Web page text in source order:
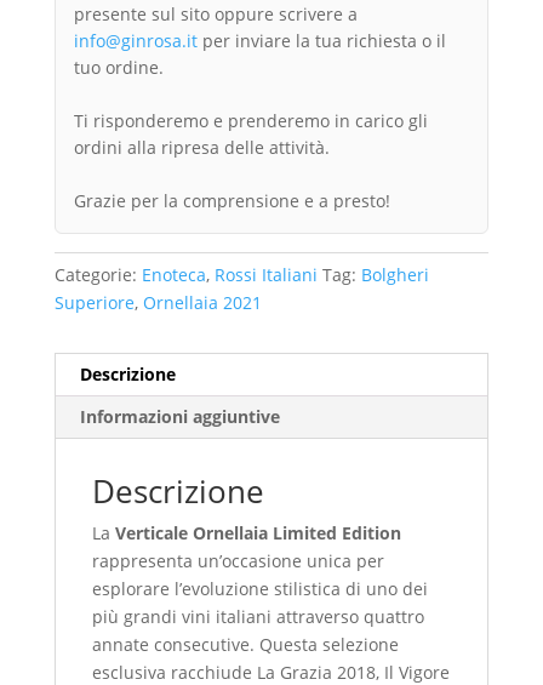
presente sul sito oppure scrivere a
info@ginrosa.itper inviare la tua richiesta o il
tuo ordine.
Ti risponderemo e prenderemo in carico gli
ordini alla ripresa delle attività.
Grazie per la comprensione e a presto!
Categorie: Enoteca, Rossi Italiani Tag: Bolgheri
Superiore, Ornellaia 2021
Descrizione
Informazioni aggiuntive
Descrizione
La Verticale Ornellaia Limited Edition
rappresenta un’occasione unica per
esplorare l’evoluzione stilistica di uno dei
più grandi vini italiani attraverso quattro
annate consecutive. Questa selezione
esclusiva racchiude La Grazia 2018, Il Vigore